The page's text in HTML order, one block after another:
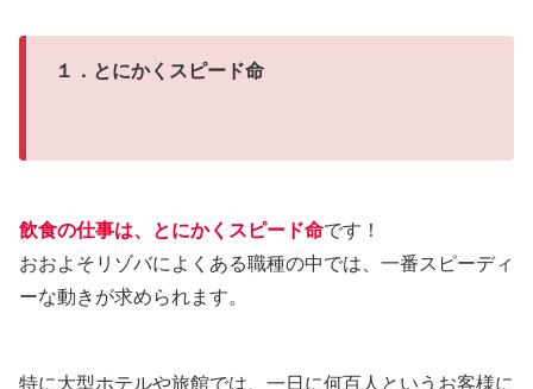
１．とにかくスピード命
飲食の仕事は、とにかくスピード命です！
おおよそリゾバによくある職種の中では、一番スピーディ
ーな動きが求められます。
特に大型ホテルや旅館では、一日に何百人というお客様に